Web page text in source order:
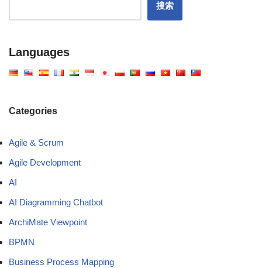
搜索
Languages
Categories
Agile & Scrum
Agile Development
AI
AI Diagramming Chatbot
ArchiMate Viewpoint
BPMN
Business Process Mapping